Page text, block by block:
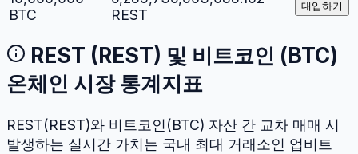
BTC
REST
대입하기
REST ( REST) 및 비트코인 ( BTC)
온체인 시장 통계지표
REST(REST)와 비트코인 (BTC) 자산 간 교차 매매 시
발생하는 실시간 가치는 국내 최대 거래소인 업비트